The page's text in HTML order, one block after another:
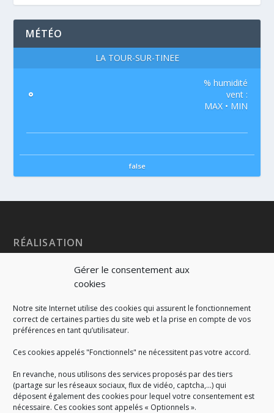
Gérer le consentement aux
cookies
Notre site Internet utilise des cookies qui assurent le fonctionnement
correct de certaines parties du site web et la prise en compte de vos
préférences en tant qu’utilisateur.
Ces cookies appelés "Fonctionnels" ne nécessitent pas votre accord.
En revanche, nous utilisons des services proposés par des tiers
(partage sur les réseaux sociaux, flux de vidéo, captcha,...) qui
déposent également des cookies pour lequel votre consentement est
nécessaire. Ces cookies sont appelés « Optionnels ».
MÉTÉO
LA TOUR-SUR-TINÉE
°
% humidité
vent :
MAX • MIN
false
RÉALISATION